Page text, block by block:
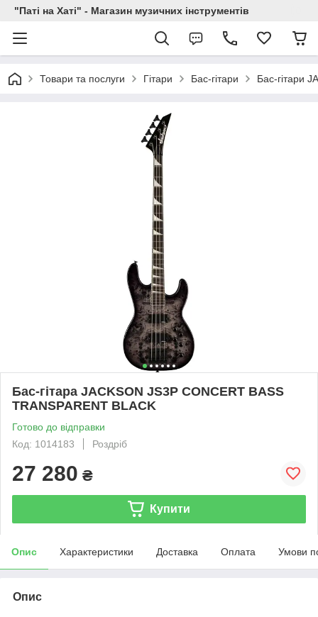
"Паті на Хаті" - Магазин музичних інструментів
Товари та послуги Гітари Бас-гітари Бас-гітари
Бас-гітара JACKSON JS3P CONCERT BASS
TRANSPARENT BLACK
Готово до відправки
Код: 1014183
Роздріб
27 280 ₴
Купити
Опис Характеристики Доставка Оплата Умови
Опис